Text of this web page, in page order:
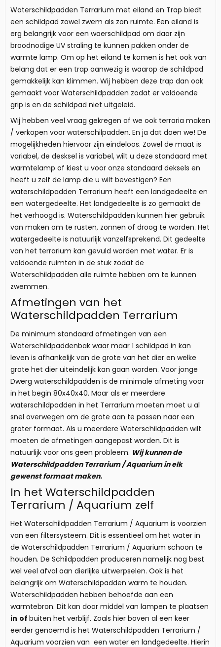
Waterschildpadden Terrarium met eiland en Trap biedt
een schildpad zowel zwem als zon ruimte. Een eiland is
erg belangrijk voor een waerschildpad om daar zijn
broodnodige UV straling te kunnen pakken onder de
warmte lamp. Om op het eiland te komen is het ook van
belang dat er een trap aanwezig is waarop de schildpad
gemakkelijk kan klimmen. Wij hebben deze trap dan ook
gemaakt voor Waterschildpadden zodat er voldoende
grip is en de schildpad niet uitgeleid.
Wij hebben veel vraag gekregen of we ook terraria maken
/ verkopen voor waterschilpadden. En ja dat doen we! De
mogelijkheden hiervoor zijn eindeloos. Zowel de maat is
variabel, de desksel is variabel, wilt u deze standaard met
warmtelamp of kiest u voor onze standaard deksels en
heeft u zelf de lamp die u wilt bevestigen? Een
waterschildpadden Terrarium heeft een landgedeelte en
een watergedeelte. Het landgedeelte is zo gemaakt de
het verhoogd is. Waterschildpadden kunnen hier gebruik
van maken om te rusten, zonnen of droog te worden. Het
watergedeelte is natuurlijk vanzelfsprekend. Dit gedeelte
van het terrarium kan gevuld worden met water. Er is
voldoende ruimten in de stuk zodat de
Waterschildpadden alle ruimte hebben om te kunnen
zwemmen.
Afmetingen van het
Waterschildpadden Terrarium
De minimum standaard afmetingen van een
Waterschildpaddenbak waar maar 1 schildpad in kan
leven is afhankelijk van de grote van het dier en welke
grote het dier uiteindelijk kan gaan worden. Voor jonge
Dwerg waterschildpadden is de minimale afmeting voor
in het begin 80x40x40. Maar als er meerdere
waterschildpadden in het Terrarium moeten moet u al
snel overwegen om de grote aan te passen naar een
groter formaat. Als u meerdere Waterschildpadden wilt
moeten de afmetingen aangepast worden. Dit is
natuurlijk voor ons geen probleem. Wij kunnen de
Waterschildpadden Terrarium /Aquariumin elk
gewenst formaat maken.
In het Waterschildpadden
Terrarium / Aquarium zelf
Het Waterschildpadden Terrarium / Aquarium is voorzien
van een filtersysteem. Dit is essentieel om het water in
de Waterschildpadden Terrarium / Aquarium schoon te
houden. De Schildpadden produceren namelijk nog best
wel veel afval aan dierlijke uitwerpselen. Ook is het
belangrijk om Waterschildpadden warm te houden.
Waterschildpadden hebben behoefde aan een
warmtebron. Dit kan door middel van lampen te plaatsen
in of buiten het verblijf. Zoals hier boven al een keer
eerder genoemd is het Waterschildpadden Terrarium /
Aquarium voorzien van een water en landgedeelte. Hierin